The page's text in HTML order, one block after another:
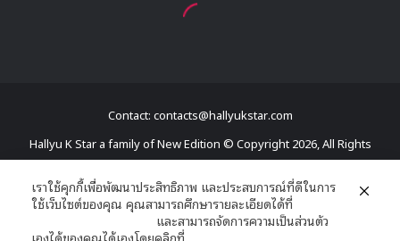
Contact: contacts@hallyukstar.com
Hallyu K Star a family of New Edition © Copyright 2026, All Rights
Facebook
X YouTube
RSS
Dailymotion
เราใช้คุกกี้เพื่อพัฒนาประสิทธิภาพ และประสบการณ์ที่ดีในการ
ใช้เว็บไซต์ของคุณ คุณสามารถศึกษารายละเอียดได้ที่
และสามารถจัดการความเป็นส่วนตัว